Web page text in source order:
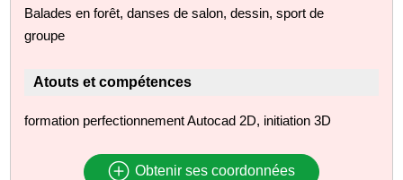
Balades en forêt, danses de salon, dessin, sport de
groupe
Atouts et compétences
formation perfectionnement Autocad 2D, initiation 3D
Obtenir ses coordonnées